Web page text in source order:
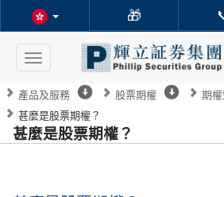
🎁
Toggle
navigation
產品及服務 股票期權
期
甚麼是股票期權？
甚麼是股票期權？